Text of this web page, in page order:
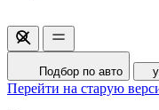
Подбор по авто
Перейти на старую